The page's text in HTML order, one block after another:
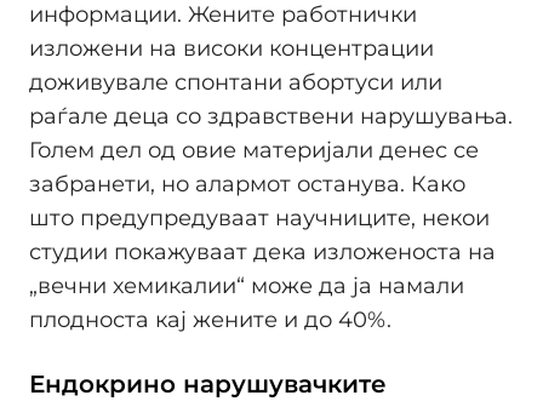
информации. Жените работнички
изложени на високи концентрации
доживувале спонтани абортуси или
раѓале деца со здравствени нарушувања.
Голем дел од овие материјали денес се
забранети, но алармот останува. Како
што предупредуваат научниците, некои
студии покажуваат дека изложеноста на
„вечни хемикалии“ може да ја намали
плодноста кај жените и до 40%.
Ендокрино нарушувачките